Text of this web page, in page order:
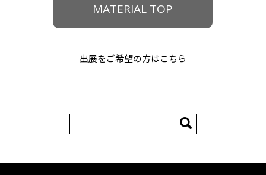
MATERIAL TOP
出展をご希望の方はこちら
索: